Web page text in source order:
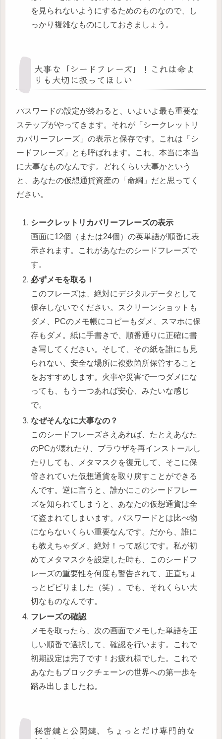
を見られないようにするためのものなので、し
っかり複雑なものにしておきましょう。
大事な「シードフレーズ」！これは命よ
りも大切に扱ってほしい
パスワードの設定が終わると、いよいよ最も重要な
ステップがやってきます。それが「シークレットリ
カバリーフレーズ」の表示と保存です。これは「シ
ードフレーズ」とも呼ばれます。これ、本当に本当
に大事なものなんです。どれくらい大事かという
と、あなたの仮想通貨資産の「命綱」だと思ってく
ださい。
シークレットリカバリーフレーズの表示
画面に12個（または24個）の英単語が順番に表
示されます。これがあなたのシードフレーズで
す。
必ずメモを取る！
このフレーズは、絶対にデジタルデータとして
保存しないでください。スクリーンショットも
ダメ、PCのメモ帳にコピーもダメ、スマホに保
存もダメ。紙に手書きで、順番通りに正確に書
き写してください。そして、その紙を誰にも見
られない、安全な場所に複数箇所保管すること
をおすすめします。火事や災害で一つダメにな
っても、もう一つあれば安心、みたいな感じ
で。
なぜそんなに大事なの？
このシードフレーズさえあれば、たとえあなた
のPCが壊れたり、ブラウザを再インストールし
たりしても、メタマスクを復元して、そこに保
管されていた仮想通貨を取り戻すことができる
んです。逆に言うと、誰かにこのシードフレー
ズを知られてしまうと、あなたの仮想通貨は全
て盗まれてしまいます。パスワードとは比べ物
にならないくらい重要なんです。だから、誰に
も教えちゃダメ、絶対！って感じです。私が初
めてメタマスクを設定した時も、このシードフ
レーズの重要性を何度も警告されて、正直ちょ
っとビビりました（笑）。でも、それくらい大
切なものなんです。
フレーズの確認
メモを取ったら、次の画面でメモした単語を正
しい順番で選択して、確認を行います。これで
初期設定は完了です！お疲れ様でした。これで
あなたもブロックチェーンの世界への第一歩を
踏み出しましたね。
秘密鍵と公開鍵、ちょっとだけ専門的な